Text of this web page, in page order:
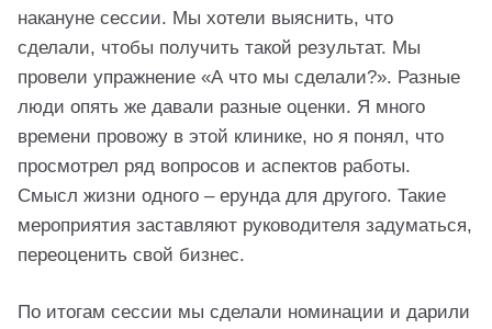
накануне сессии. Мы хотели выяснить, что
сделали, чтобы получить такой результат. Мы
провели упражнение «А что мы сделали?». Разные
люди опять же давали разные оценки. Я много
времени провожу в этой клинике, но я понял, что
просмотрел ряд вопросов и аспектов работы.
Смысл жизни одного – ерунда для другого. Такие
мероприятия заставляют руководителя задуматься,
переоценить свой бизнес.
По итогам сессии мы сделали номинации и дарили